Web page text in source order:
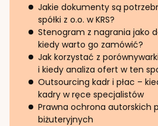
Jakie dokumenty są
spółki z o.o. w KRS?
Stenogram z nagrania jako
kiedy warto go zamówić?
Jak korzystać z
i kiedy analiza ofert w ten
Outsourcing kadr i płac –
kadry w ręce specjalistów
Prawna ochrona autorskich
biżuteryjnych